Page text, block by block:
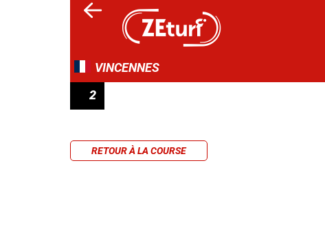
VINCENNES
2
RETOUR À LA COURSE